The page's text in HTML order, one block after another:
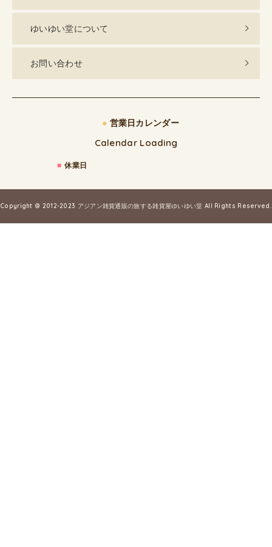
ゆいゆい堂について
お問い合わせ
● 営業日カレンダー
Calendar Loading
■ 休業日
Copyright © 2012-2023 アジアン雑貨通販の旅する雑貨屋ゆいゆい堂 All Rights Reserved.